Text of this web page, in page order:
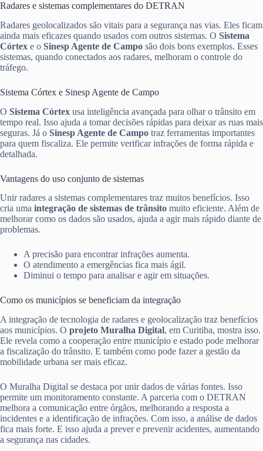
Radares e sistemas complementares do DETRAN
Radares geolocalizados são vitais para a segurança nas vias. Eles ficam
ainda mais eficazes quando usados com outros sistemas. O Sistema
Córtex e o Sinesp Agente de Campo são dois bons exemplos. Esses
sistemas, quando conectados aos radares, melhoram o controle do
tráfego.
Sistema Córtex e Sinesp Agente de Campo
O Sistema Córtex usa inteligência avançada para olhar o trânsito em
tempo real. Isso ajuda a tomar decisões rápidas para deixar as ruas mais
seguras. Já o Sinesp Agente de Campo traz ferramentas importantes
para quem fiscaliza. Ele permite verificar infrações de forma rápida e
detalhada.
Vantagens do uso conjunto de sistemas
Unir radares a sistemas complementares traz muitos benefícios. Isso
cria uma integração de sistemas de trânsito muito eficiente. Além de
melhorar como os dados são usados, ajuda a agir mais rápido diante de
problemas.
A precisão para encontrar infrações aumenta.
O atendimento a emergências fica mais ágil.
Diminui o tempo para analisar e agir em situações.
Como os municípios se beneficiam da integração
A integração de tecnologia de radares e geolocalização traz benefícios
aos municípios. O projeto Muralha Digital, em Curitiba, mostra isso.
Ele revela como a cooperação entre município e estado pode melhorar
a fiscalização do trânsito. E também como pode fazer a gestão da
mobilidade urbana ser mais eficaz.
O Muralha Digital se destaca por unir dados de várias fontes. Isso
permite um monitoramento constante. A parceria com o DETRAN
melhora a comunicação entre órgãos, melhorando a resposta a
incidentes e a identificação de infrações. Com isso, a análise de dados
fica mais forte. E isso ajuda a prever e prevenir acidentes, aumentando
a segurança nas cidades.